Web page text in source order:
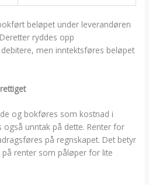
beløpet under leverandøren
ryddes opp
men inntektsføres beløpet
og bokføres som kostnad i
unntak på dette. Renter for
på regnskapet. Det betyr
renter som påløper for lite